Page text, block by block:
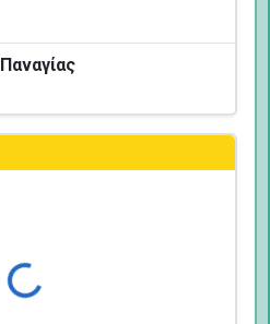
Φόρτωση...